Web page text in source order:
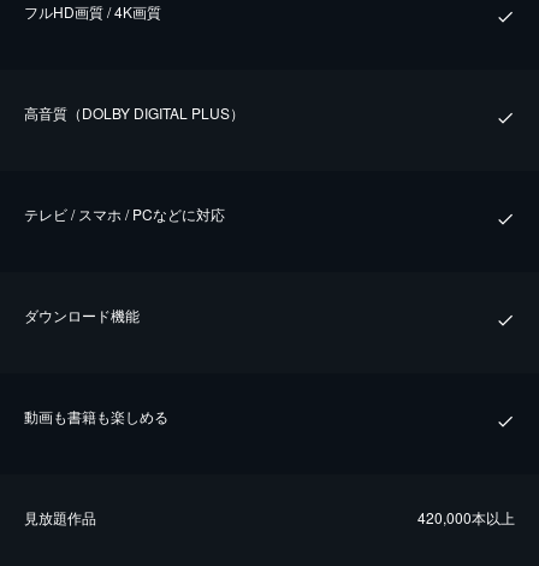
フルHD画質 / 4K画質
⾼⾳質（DOLBY DIGITAL PLUS）
テレビ / スマホ / PCなどに対応
ダウンロード機能
動画も書籍も楽しめる
⾒放題作品 420,000本以上